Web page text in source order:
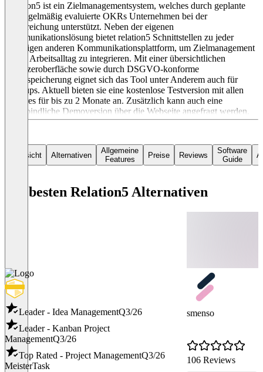
Relation5 ist ein Zielmanagementsystem, welches durch geplante
und regelmäßig evaluierte OKRs Unternehmen bei der
Zielerreichung unterstützt. Neben der eigenen
Kommunikationslösung bietet relation5 Schnittstellen zu jeder
beliebigen anderen Kommunikationsplattform, um Zielmanagement
in den Arbeitsalltag zu integrieren. Mit einer übersichtlichen
Benutzeroberfläche sowie durch DSGVO-konforme
Datenspeicherung eignet sich das Tool unter Anderem auch für
Start-ups. Aktuell bieten sie eine kostenlose Testversion mit allen
Features für bis zu 2 Monate an. Zusätzlich kann auch eine
unverbindliche Demoversion über die Webseite angefragt werden.
Übersicht Alternativen
Allgemeine
Features
Preise Reviews
Software
Guide
Die besten Relation5 Alternativen
Leader - Idea ManagementQ3/26
Leader - Kanban Project
ManagementQ3/26
Top Rated - Project ManagementQ3/26
MeisterTask
smenso
106 Reviews